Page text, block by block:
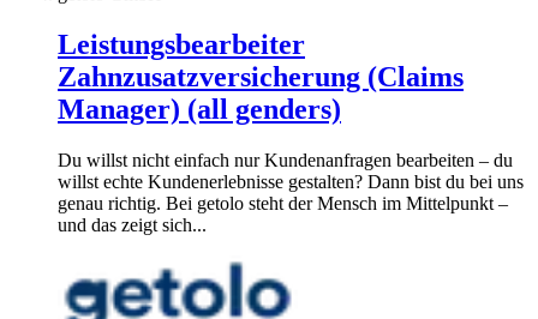
Leistungsbearbeiter
Zahnzusatzversicherung (Claims
Manager) (all genders)
Du willst nicht einfach nur Kundenanfragen bearbeiten – du
willst echte Kundenerlebnisse gestalten? Dann bist du bei uns
genau richtig. Bei getolo steht der Mensch im Mittelpunkt –
und das zeigt sich...